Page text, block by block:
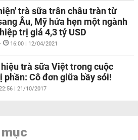
trà sữa trân châu tràn từ
Âu, Mỹ hứa hẹn một ngành
trị giá 4,3 tỷ USD
- 16:00 | 12/04/2021
trà sữa Việt trong cuộc
phần: Cô đơn giữa bầy sói!
| 21/10/2017